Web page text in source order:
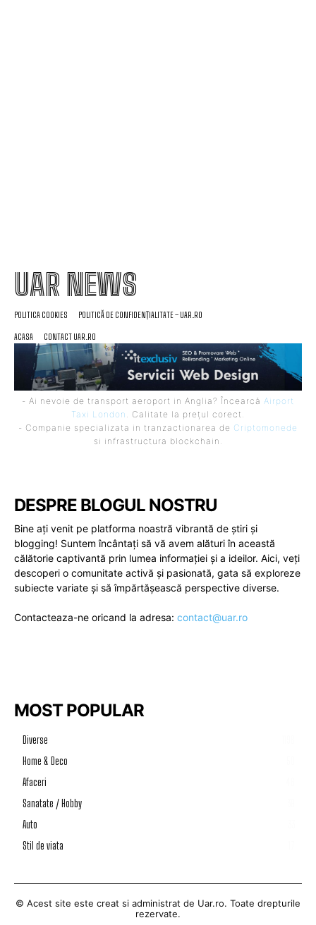
UAR NEWS
POLITICA COOKIES POLITICĂ DE CONFIDENȚIALITATE – UAR.RO
ACASA CONTACT UAR.RO
- Ai nevoie de transport aeroport in Anglia? Încearcă Airport
Taxi London
. Calitate la prețul corect.
- Companie specializata in tranzactionarea de Criptomonede
si infrastructura blockchain.
DESPRE BLOGUL NOSTRU
Bine ați venit pe platforma noastră vibrantă de știri și
blogging! Suntem încântați să vă avem alături în această
călătorie captivantă prin lumea informației și a ideilor. Aici, veți
descoperi o comunitate activă și pasionată, gata să exploreze
subiecte variate și să împărtășească perspective diverse.
Contacteaza-ne oricand la adresa: contact@uar.ro
MOST POPULAR
Diverse
Home & Deco
Afaceri
Sanatate / Hobby
Auto
Stil de viata
© Acest site este creat si administrat de Uar.ro. Toate drepturile
rezervate.